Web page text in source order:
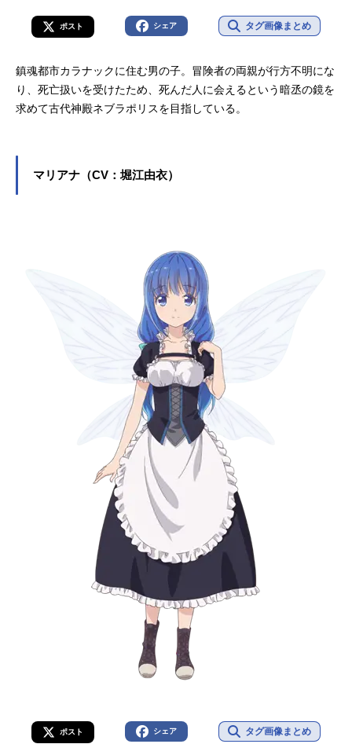
ポスト シェア タグ画像まとめ
鎮魂都市カラナックに住む男の子。冒険者の両親が行方不明にな
り、死亡扱いを受けたため、死んだ人に会えるという暗丞の鏡を
求めて古代神殿ネブラポリスを目指している。
マリアナ（CV：堀江由衣）
ポスト シェア タグ画像まとめ